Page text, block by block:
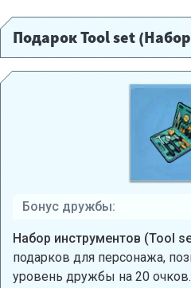
Подарок Tool set
Бонус дружбы:
Набор инструментов (Tool
подарков для персонажа,
уровень дружбы на 20